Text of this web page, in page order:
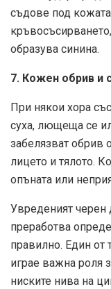
съдове под
образува синина.
7. Кожен обрив и
При някои хора
суха, лющеща се
забелязват обрив
лицето и тялото.
опъната или
Увреденият черен
преработва
правилно. Един от
играе важна роля
ниските нива на